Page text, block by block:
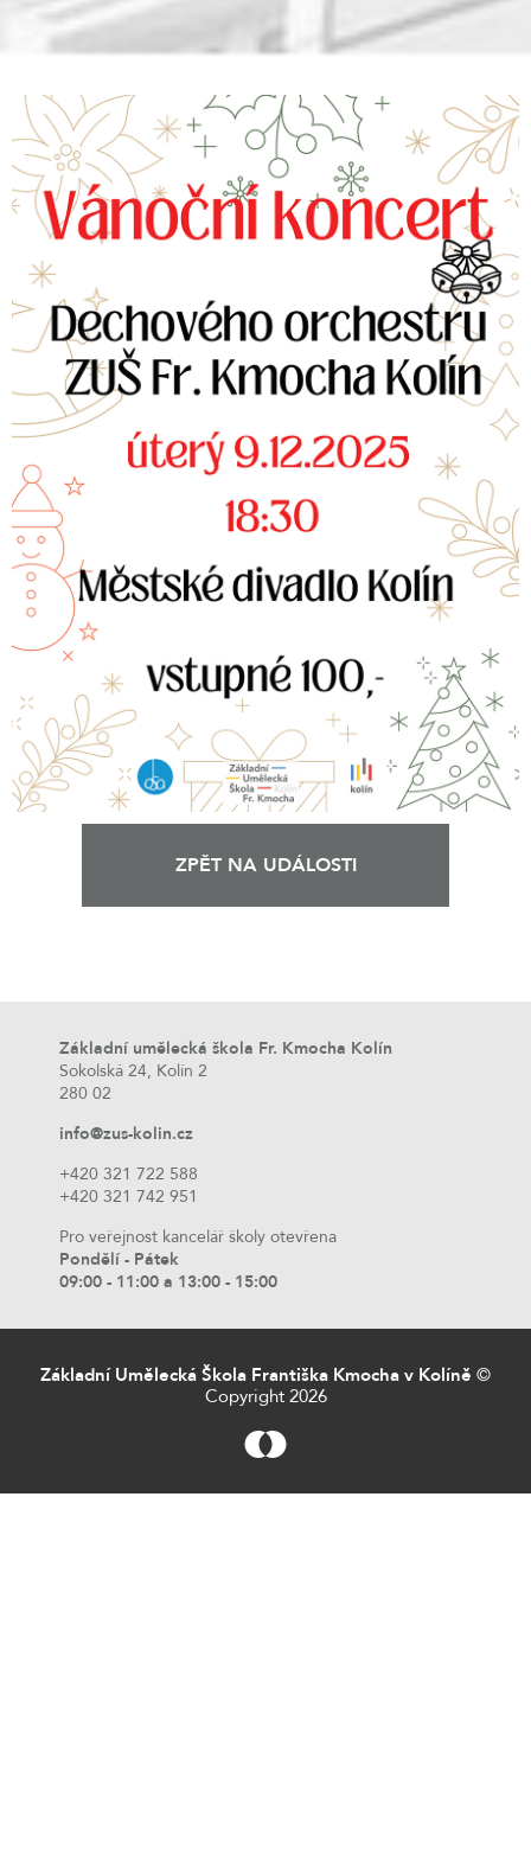
ZPĚT NA UDÁLOSTI
Základní umělecká škola Fr. Kmocha Kolín
Sokolská 24, Kolín 2
280 02
info@zus-kolin.cz
+420 321 722 588
+420 321 742 951
Pro veřejnost kancelář školy otevřena
Pondělí - Pátek
09:00 - 11:00 a 13:00 - 15:00
Základní Umělecká Škola Františka Kmocha v Kolíně ©
Copyright 2026